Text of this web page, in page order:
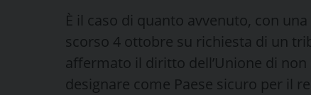
È il caso di quanto avvenuto, con
scorso 4 ottobre su richiesta di un
affermato il diritto dell’Unione di
designare come Paese sicuro per il